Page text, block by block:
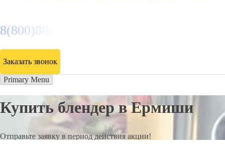
8(800)886486
Заказать звонок
Primary Menu
Купить блендер в Ермиши
Отправьте заявку в период действия акции!